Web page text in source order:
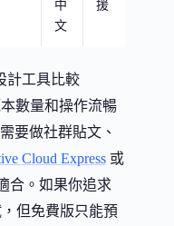
中
文
援
計工具比較
數量和操作流暢
要做社群貼文、
Cloud Express 或
合。如果你追求
但免費版只能預